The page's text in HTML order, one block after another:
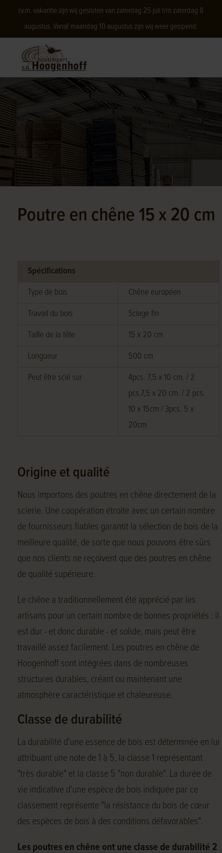
I.v.m. vakantie zijn wij gesloten van zaterdag 25 juli t/m zaterdag 8
augustus. Vanaf maandag 10 augustus zijn wij weer geopend.
Poutre en chêne 15 x 20 cm
Spécifications
Type de bois
Chêne européen
Travail du bois
Sciage fin
Taille de la tête
15 x 20 cm
Longueur
500 cm
Peut être scié sur
4pcs. 7,5 x 10 cm. / 2
pcs.7,5 x 20 cm. / 2 pcs.
10 x 15cm / 3pcs. 5 x
20cm
Origine et qualité
Nous importons des poutres en chêne directement de la
scierie. Une coopération étroite avec un certain nombre
de fournisseurs fiables garantit la sélection de bois de la
meilleure qualité, de sorte que nous pouvons être sûrs
que nos clients ne reçoivent que des poutres en chêne
de qualité supérieure.
Le chêne a traditionnellement été apprécié par les
artisans pour un certain nombre de bonnes propriétés : il
est dur - et donc durable - et solide, mais peut être
travaillé assez facilement. Les poutres en chêne de
Hoogenhoff sont intégrées dans de nombreuses
structures durables, créant ou maintenant une
atmosphère caractéristique et chaleureuse.
Classe de durabilité
La durabilité d'une essence de bois est déterminée en lui
attribuant une note de 1 à 5, la classe 1 représentant
"très durable" et la classe 5 "non durable". La durée de
vie indicative d'une espèce de bois indiquée par ce
classement représente "la résistance du bois de cœur
des espèces de bois à des conditions défavorables".
Les poutres en chêne ont une classe de durabilité 2